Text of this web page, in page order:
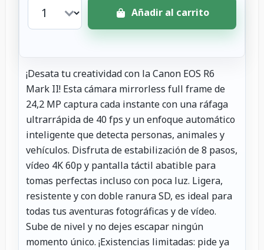
Añadir al carrito
¡Desata tu creatividad con la Canon EOS R6
Mark II! Esta cámara mirrorless full frame de
24,2 MP captura cada instante con una ráfaga
ultrarrápida de 40 fps y un enfoque automático
inteligente que detecta personas, animales y
vehículos. Disfruta de estabilización de 8 pasos,
vídeo 4K 60p y pantalla táctil abatible para
tomas perfectas incluso con poca luz. Ligera,
resistente y con doble ranura SD, es ideal para
todas tus aventuras fotográficas y de vídeo.
Sube de nivel y no dejes escapar ningún
momento único. ¡Existencias limitadas: pide ya